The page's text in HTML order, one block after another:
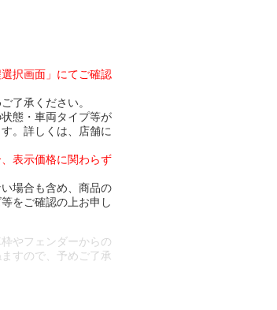
択画面」にてご確認
了承ください。
態・車両タイプ等が
。詳しくは、店舗に
表示価格に関わらず
場合も含め、商品の
をご確認の上お申し
やフェンダーからの
すので、予めご了承